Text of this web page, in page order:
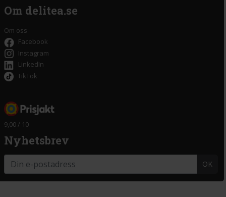
Om delitea.se
Om oss
Facebook
Instagram
LinkedIn
TikTok
9,00 / 10
Nyhetsbrev
OK